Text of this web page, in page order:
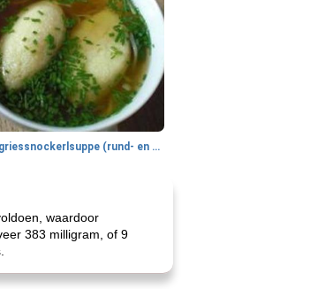
oma's griessnockerlsuppe (rund- en griesmeelknoedelsoep)
waardoor
383 milligram, of 9